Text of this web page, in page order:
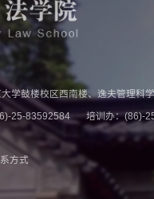
学鼓楼校区西南楼、逸夫管理科
25-83592584 培训办：(86)-
方式